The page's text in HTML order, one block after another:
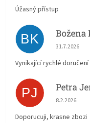
Úžasný přístup
BK Božena
Hodnocení
31.7.2026
Vynikající rychlé doručení
PJ Petra
Hodnocení
8.2.2026
Doporucuji, krasne zbozi